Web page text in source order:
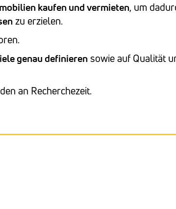
kaufen und vermieten, um
zu erzielen.
genau definieren sowie auf Qualität
an Recherchezeit.